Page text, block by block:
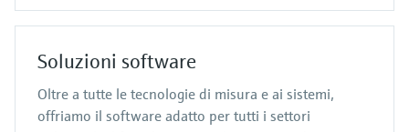
Soluzioni software
Oltre a tutte le tecnologie di misura e ai sistemi,
offriamo il software adatto per tutti i settori